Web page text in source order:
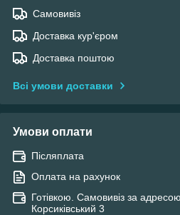
Самовивіз
Доставка кур'єром
Доставка поштою
Всі умови доставки
Умови оплати
Післяплата
Оплата на рахунок
Готівкою. Самовивіз за
Корсиківський 3